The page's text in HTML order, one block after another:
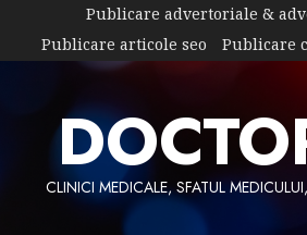
content
Publicare advertoriale &
Publicare articole seo
Publicare
CLINICI MEDICALE, SFATUL